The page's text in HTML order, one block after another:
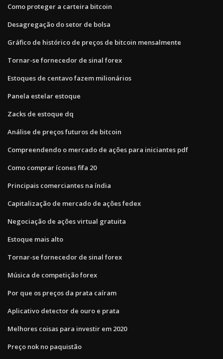
Como proteger a carteira bitcoin
Desagregação do setor de bolsa
Gráfico de histórico de preços de bitcoin mensalmente
Tornar-se fornecedor de sinal forex
Estoques de centavo fazem milionários
Panela estelar estoque
Zacks de estoque dq
Análise de preços futuros de bitcoin
Compreendendo o mercado de ações para iniciantes pdf
Como comprar ícones fifa 20
Principais comerciantes na índia
Capitalização de mercado de ações fedex
Negociação de ações virtual gratuita
Estoque mais alto
Tornar-se fornecedor de sinal forex
Música de competição forex
Por que os preços da prata caíram
Aplicativo detector de ouro e prata
Melhores coisas para investir em 2020
Preço nok no paquistão